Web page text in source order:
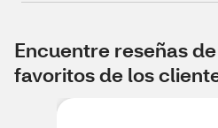
Encuentre reseñas
favoritos de los